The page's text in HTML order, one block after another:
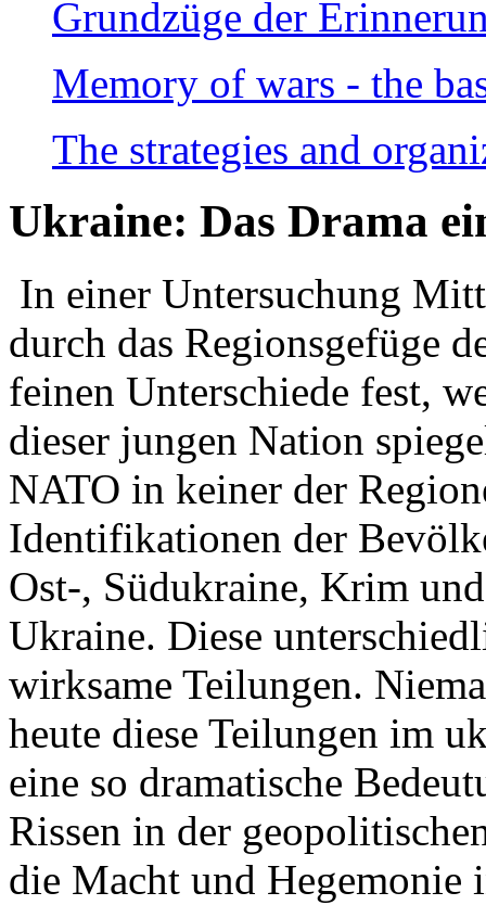
Grundzüge der
Memory of wars - the
The strategies and
Ukraine: Das Drama
In einer Untersuchung
durch das Regionsgefüge
feinen Unterschiede fest,
dieser jungen Nation
NATO in keiner der
Identifikationen der
Ost-, Südukraine, Krim
Ukraine. Diese
wirksame Teilungen.
heute diese Teilungen im
eine so dramatische
Rissen in der
die Macht und Hegemonie